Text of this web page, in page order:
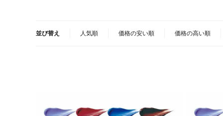
並び替え 人気順 価格の安い順 価格の高い順